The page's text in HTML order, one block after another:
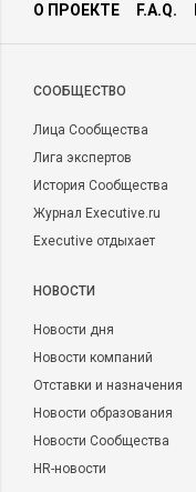
О ПРОЕКТЕ F.A.Q.
CООБЩЕСТВО
Лица Сообщества
Лига экспертов
История Сообщества
Журнал Executive.ru
Executive отдыхает
НОВОСТИ
Новости дня
Новости компаний
Отставки и назначения
Новости образования
Новости Сообщества
HR-новости